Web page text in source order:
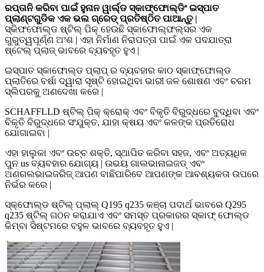
ରପ୍ତାନି କରିବା ପାଇଁ ହୁନାନ ୱାର୍ଲ୍ଡ ସ୍କାଫ୍ଫୋଲ୍ଡିଂ ଇସ୍ପାତ
ପ୍ଲାଣ୍ଟଗୁଡିକ ଏକ ଭଲ ଗ୍ରେଡ୍ ପ୍ରତିଷ୍ଠିତ ପାଆନ୍ତୁ |
ସ୍କିଫଫୋଲ୍ଡ ଷ୍ଟିଲ୍ ପିକ୍ ହେଉଛି ସ୍କାଫୋଲ୍ଫଲ୍ସର ଏକ
ଗୁରୁତ୍ୱପୂର୍ଣ୍ଣ ଅଂଶ | ଏହା ନିର୍ମାଣ ନିରାପତ୍ତା ପାଇଁ ଏକ ପଦଯାତ୍ରା
ଷ୍ଟେଲ୍ ପ୍ଲାଜ୍ ଭାବରେ ବ୍ୟବହୃତ ହୁଏ |
ଇସ୍ପାତ ସ୍କାଫୋଲ୍ଡ ପ୍ଲାପ୍ ର ବ୍ୟବହାର କାଠ ସ୍କାଫ୍ଫୋଲ୍ଡ
ପ୍ଲାତିରେ ବର୍ଷା ଦ୍ୱାରା ସୃଷ୍ଟି ହୋଇଥିବା ଭାରୀ ଜଳ ଶୋଷଣ ଏବଂ ଚରମ
ସ୍ଲିପରକୁ ଅଣଦେଖା କରେ |
SCHAFFLLD ଷ୍ଟିଲ୍ ପିକ୍ କ୍ରୋକ୍ ଏବଂ ବିକୃତି ବିରୁଦ୍ଧରେ ବୁଦ୍ଧିବା ଏବଂ
ବିକୃତି ବିରୁଦ୍ଧରେ ସଂଯୁକ୍ତ, ଯାହା କ୍ଷୟ ଏବଂ କଳଙ୍କ ପ୍ରତିରୋଧ
ଯୋଗାଇବା |
ଏହା ହାଲୁକା ଏବଂ ଉଚ୍ଚ ଶକ୍ତି, ସ୍ଥାପିତ କରିବା ସହଜ, ଏବଂ ଅତ୍ୟଧିକ
ପୁନ us ବ୍ୟବହାର ଯୋଗ୍ୟ | ଉଭୟ ଗାଲଭାନାଇଜଡ୍ ଏବଂ
ଅଣଗଲଭାଇଜରିଜ୍ ଆପଣ ବାଛିପାରିବେ ଆପଣଙ୍କ ଆବଶ୍ୟକତା ଉପରେ
ନିର୍ଭର କରେ |
ସ୍କ୍ଫୋଲ୍ଡ ଷ୍ଟିଲ୍ ପ୍ଲାଲ୍ Q195 q235 କଞ୍ଚା ପଦାର୍ଥ ଭାବରେ Q295
q235 ଷ୍ଟିଲ୍ ଗଠନ କରାଯାଏ ଏବଂ ସମସ୍ତ ପ୍ରକାରର ସ୍କାଫ୍ ଫୋଲ୍ଡ
କିମ୍ବା ସିଷ୍ଟମରେ ବହୁଳ ଭାବରେ ବ୍ୟବହୃତ ହୁଏ |